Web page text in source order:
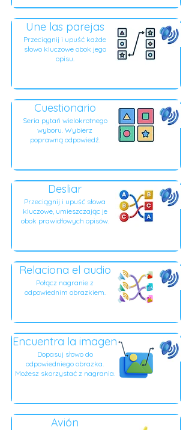
Une las parejas
Przeciągnij i upuść każde
słowo kluczowe obok jego
opisu.
Cuestionario
Seria pytań wielokrotnego
wyboru. Wybierz
poprawną odpowiedź.
Desliar
Przeciągnij i upuść słowa
kluczowe, umieszczając je
obok prawidłowych opisów.
Relaciona el audio
Połącz nagranie z
odpowiednim obrazkiem.
Encuentra la imagen
Dopasuj słowo do
odpowiedniego obrazka.
Możesz skorzystać z nagrania.
Avión